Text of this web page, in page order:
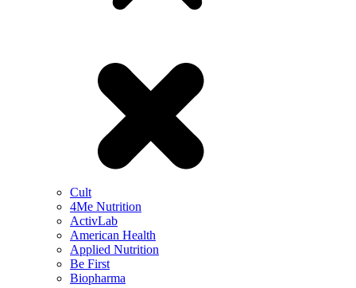
Cult
4Me Nutrition
ActivLab
American Health
Applied Nutrition
Be First
Biopharma